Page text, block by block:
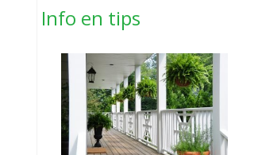
Info en tips